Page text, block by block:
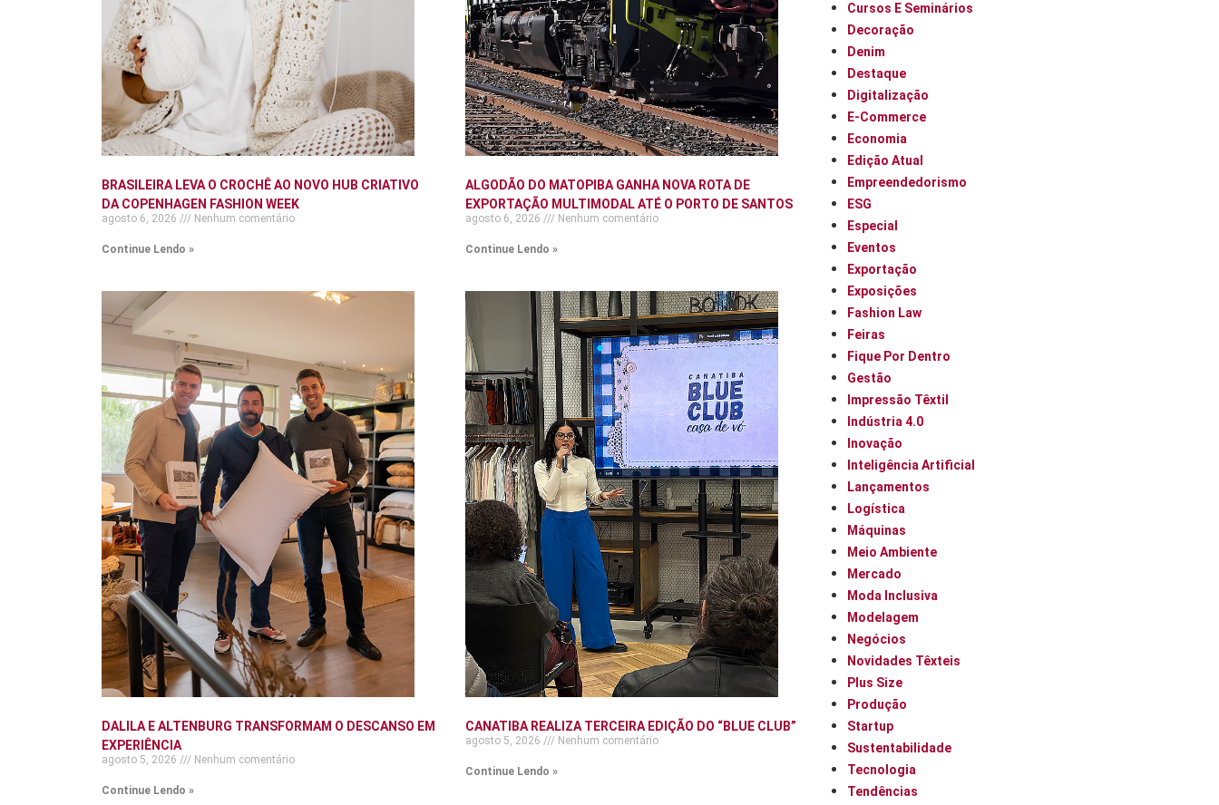
BRASILEIRA LEVA O CROCHÊ AO NOVO HUB CRIATIVO
DA COPENHAGEN FASHION WEEK
agosto 6, 2026 Nenhum comentário
Continue Lendo »
ALGODÃO DO MATOPIBA GANHA NOVA ROTA DE
EXPORTAÇÃO MULTIMODAL ATÉ O PORTO DE SANTOS
agosto 6, 2026 Nenhum comentário
Continue Lendo »
DALILA E ALTENBURG TRANSFORMAM O DESCANSO EM
EXPERIÊNCIA
agosto 5, 2026 Nenhum comentário
Continue Lendo »
CANATIBA REALIZA TERCEIRA EDIÇÃO DO “BLUE CLUB”
agosto 5, 2026 Nenhum comentário
Continue Lendo »
Cursos E Seminários
Decoração
Denim
Destaque
Digitalização
E-Commerce
Economia
Edição Atual
Empreendedorismo
ESG
Especial
Eventos
Exportação
Exposições
Fashion Law
Feiras
Fique Por Dentro
Gestão
Impressão Têxtil
Indústria 4.0
Inovação
Inteligência Artificial
Lançamentos
Logística
Máquinas
Meio Ambiente
Mercado
Moda Inclusiva
Modelagem
Negócios
Novidades Têxteis
Plus Size
Produção
Startup
Sustentabilidade
Tecnologia
Tendências